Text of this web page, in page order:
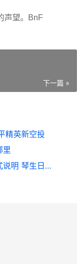
望。 BnF
下一篇 »
精英新空投
里
《原神》琴生日邮件奖励领取方式说明 琴生日在哪